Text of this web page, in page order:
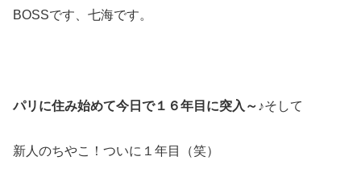
BOSSです、七海です。
パリに住み始めて今日で１６年目に突入～♪そして
新人のちやこ！ついに１年目（笑）